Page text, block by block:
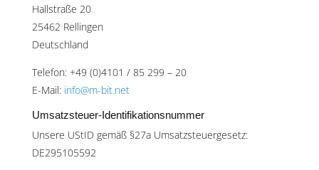
Hallstraße 20
25462 Rellingen
Deutschland
Telefon: +49 (0)4101 / 85 299 – 20
E-Mail: info@m-bit.net
Umsatzsteuer-Identifikationsnummer
Unsere UStID gemäß §27a Umsatzsteuergesetz:
DE295105592